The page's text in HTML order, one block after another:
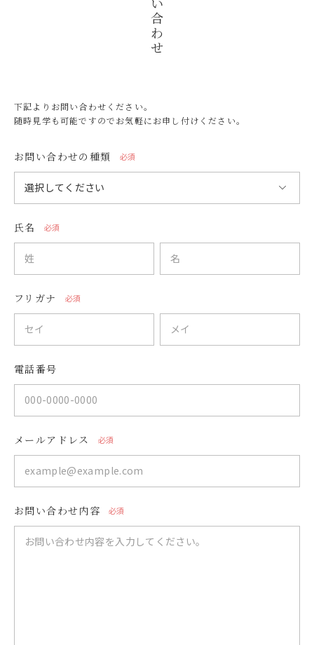
合
わ
せ
下記よりお問い合わせください。
随時見学も可能ですのでお気軽にお申し付けください。
お問い合わせの種類 必須
氏名 必須
フリガナ 必須
電話番号
メールアドレス 必須
お問い合わせ内容 必須